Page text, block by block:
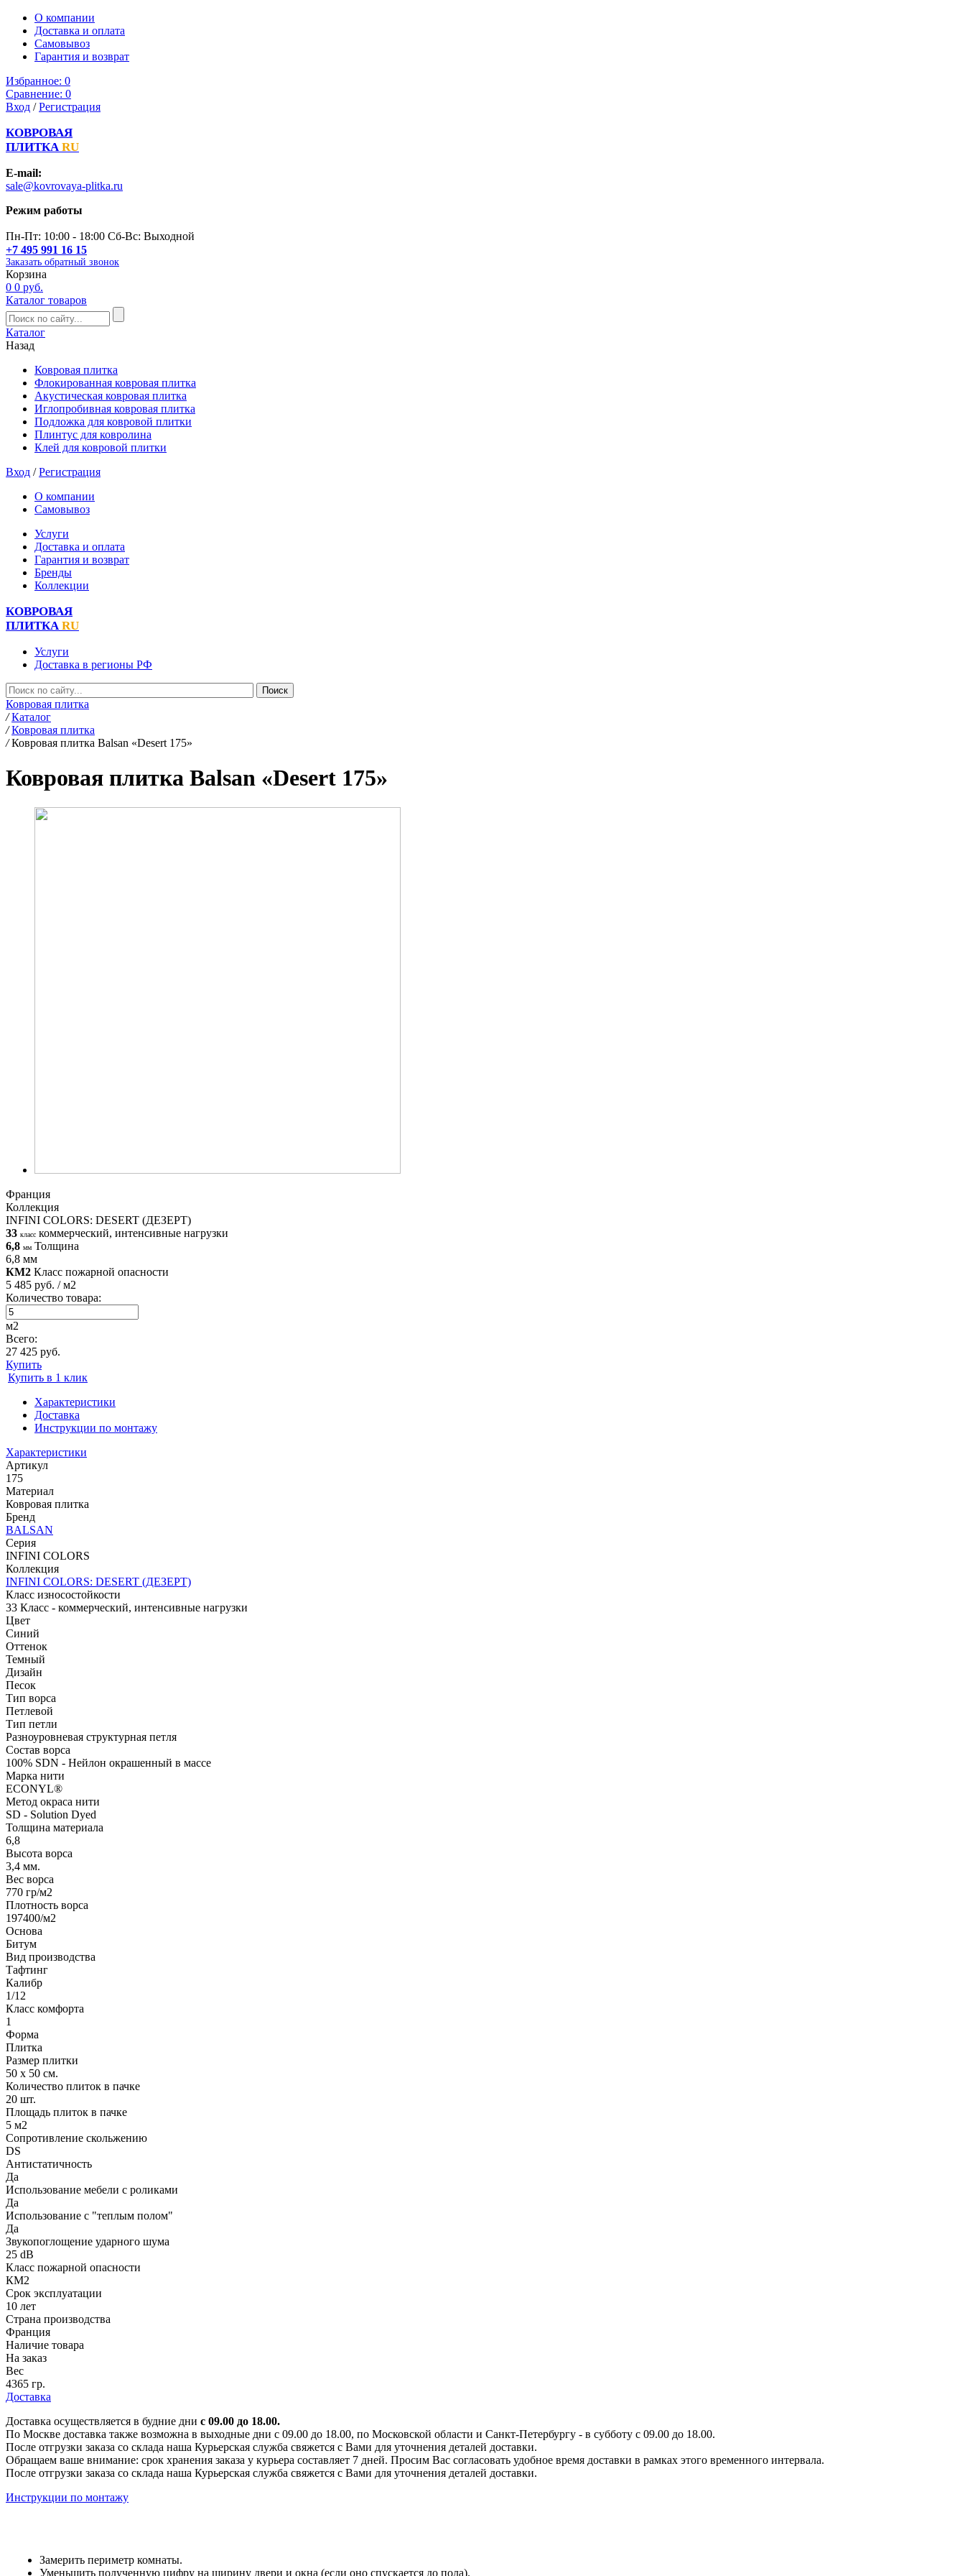
О компании
Доставка и оплата
Самовывоз
Гарантия и возврат
Избранное: 0
Сравнение: 0
Вход /Регистрация
КОВРОВАЯ
ПЛИТКА RU
E-mail:
sale@kovrovaya-plitka.ru
Режим работы
Пн-Пт: 10:00 - 18:00 Сб-Вс: Выходной
+7 495 991 16 15
Заказать обратный звонок
Корзина
0 0 руб.
Каталог товаров
Каталог
Назад
Ковровая плитка
Флокированная ковровая плитка
Акустическая ковровая плитка
Иглопробивная ковровая плитка
Подложка для ковровой плитки
Плинтус для ковролина
Клей для ковровой плитки
Вход /Регистрация
О компании
Самовывоз
Услуги
Доставка и оплата
Гарантия и возврат
Бренды
Коллекции
КОВРОВАЯ
ПЛИТКА RU
Услуги
Доставка в регионы РФ
Ковровая плитка
/ Каталог
/ Ковровая плитка
/ Ковровая плитка Balsan «Desert 175»
Ковровая плитка Balsan «Desert 175»
Франция
Коллекция
INFINI COLORS: DESERT (ДЕЗЕРТ)
33 класс коммерческий, интенсивные нагрузки
6,8 мм Толщина
6,8 мм
КМ2 Класс пожарной опасности
5 485 руб. / м2
Количество товара:
м2
Всего:
27 425 руб.
Купить
Купить в 1 клик
Характеристики
Доставка
Инструкции по монтажу
Характеристики
Артикул
175
Материал
Ковровая плитка
Бренд
BALSAN
Серия
INFINI COLORS
Коллекция
INFINI COLORS: DESERT (ДЕЗЕРТ)
Класс износостойкости
33 Класс - коммерческий, интенсивные нагрузки
Цвет
Синий
Оттенок
Темный
Дизайн
Песок
Тип ворса
Петлевой
Тип петли
Разноуровневая структурная петля
Состав ворса
100% SDN - Нейлон окрашенный в массе
Марка нити
ECONYL®
Метод окраса нити
SD - Solution Dyed
Толщина материала
6,8
Высота ворса
3,4 мм.
Вес ворса
770 гр/м2
Плотность ворса
197400/м2
Основа
Битум
Вид производства
Тафтинг
Калибр
1/12
Класс комфорта
1
Форма
Плитка
Размер плитки
50 х 50 см.
Количество плиток в пачке
20 шт.
Площадь плиток в пачке
5 м2
Сопротивление скольжению
DS
Антистатичность
Да
Использование мебели с роликами
Да
Использование с "теплым полом"
Да
Звукопоглощение ударного шума
25 dB
Класс пожарной опасности
КМ2
Срок эксплуатации
10 лет
Страна производства
Франция
Наличие товара
На заказ
Вес
4365 гр.
Доставка
Доставка осуществляется в будние дни с 09.00 до 18.00.
По Москве доставка также возможна в выходные дни с 09.00 до 18.00, по Московской области и Санкт-Петербургу - в субботу с 09.00 до 18.00.
После отгрузки заказа со склада наша Курьерская служба свяжется с Вами для уточнения деталей доставки.
Обращаем ваше внимание: срок хранения заказа у курьера составляет 7 дней. Просим Вас согласовать удобное время доставки в рамках этого временного интервала.
После отгрузки заказа со склада наша Курьерская служба свяжется с Вами для уточнения деталей доставки.
Инструкции по монтажу
Замерить периметр комнаты.
Уменьшить полученную цифру на ширину двери и окна (если оно спускается до пола).